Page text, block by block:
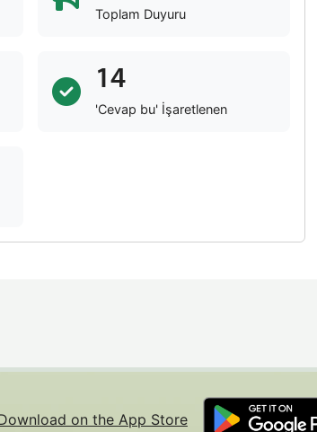
Toplam Duyuru
14
'Cevap bu' İşaretlenen